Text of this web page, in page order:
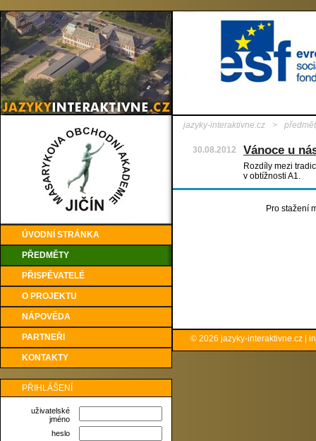
ÚVODNÍ STRÁNKA
PŘEDMĚTY
PŘISPĚVATELÉ
O PROJEKTU
NÁPOVĚDA
PARTNEŘI
KONTAKTY
PŘIHLÁŠENÍ
uživatelské
jméno
heslo
jazyky-interaktivne.cz >
30.08.2012 Vánoce u
Rozdíly mezi
v obtížnosti A1.
Pro stažení
© 2026 jazyky-interaktivne.cz